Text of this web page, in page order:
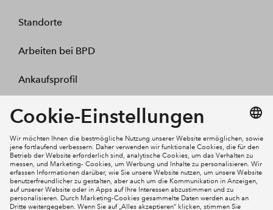
Standorte
Arbeiten bei BPD
Ankaufsprofil
Kontakt
Mein Konto